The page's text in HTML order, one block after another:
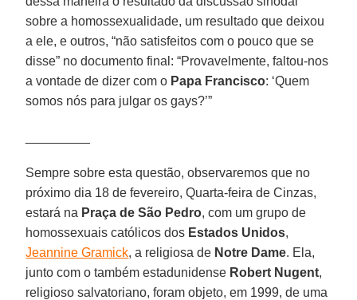
sobre a homossexualidade, um resultado que deixou
a ele, e outros, “não satisfeitos com o pouco que se
disse” no documento final: “Provavelmente, faltou-nos
a vontade de dizer com o Papa Francisco: ‘Quem
somos nós para julgar os gays?’”
Sempre sobre esta questão, observaremos que no
próximo dia 18 de fevereiro, Quarta-feira de Cinzas,
estará na Praça de São Pedro, com um grupo de
homossexuais católicos dos Estados Unidos,
Jeannine Gramick, a religiosa de Notre Dame. Ela,
junto com o também estadunidense Robert Nugent,
religioso salvatoriano, foram objeto, em 1999, de uma